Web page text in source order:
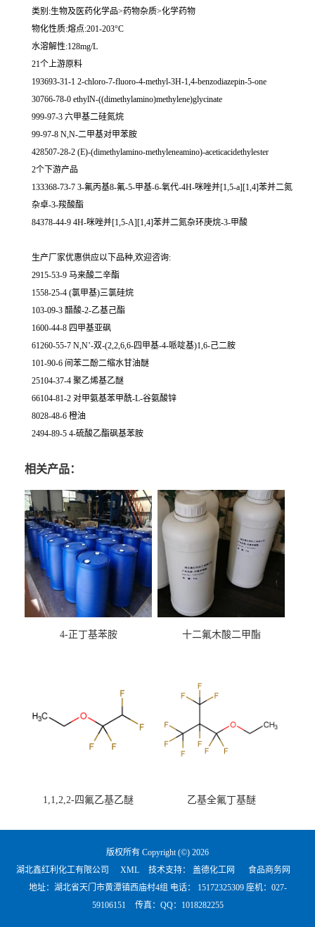
类别:生物及医药化学品>药物杂质>化学药物
物化性质:熔点:201-203°C
水溶解性:128mg/L
21个上游原料
193693-31-1 2-chloro-7-fluoro-4-methyl-3H-1,4-benzodiazepin-5-one
30766-78-0 ethylN-((dimethylamino)methylene)glycinate
999-97-3 六甲基二硅氮烷
99-97-8 N,N-二甲基对甲苯胺
428507-28-2 (E)-(dimethylamino-methyleneamino)-aceticacidethylester
2个下游产品
133368-73-7 3-氟丙基8-氟-5-甲基-6-氧代-4H-咪唑并[1,5-a][1,4]苯并二氮
杂卓-3-羧酸酯
84378-44-9 4H-咪唑并[1,5-A][1,4]苯并二氮杂环庚烷-3-甲酸
生产厂家优惠供应以下品种,欢迎咨询:
2915-53-9 马来酸二辛酯
1558-25-4 (氯甲基)三氯硅烷
103-09-3 醋酸-2-乙基己酯
1600-44-8 四甲基亚砜
61260-55-7 N,N’-双-(2,2,6,6-四甲基-4-哌啶基)1,6-己二胺
101-90-6 间苯二酚二缩水甘油醚
25104-37-4 聚乙烯基乙醚
66104-81-2 对甲氨基苯甲酰-L-谷氨酸锌
8028-48-6 橙油
2494-89-5 4-硫酸乙酯砜基苯胺
相关产品：
4-正丁基苯胺 十二氟木酸二甲酯
1,1,2,2-四氟乙基乙醚 乙基全氟丁基醚
版权所有 Copyright (©) 2026
湖北鑫红利化工有限公司
XML 技术支持： 盖德化工网
食品商务网
地址：湖北省天门市黄潭镇西庙村4组 电话：
15172325309 座机：027-
59106151
传真：QQ：1018282255